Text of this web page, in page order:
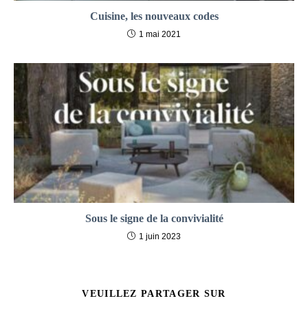
Cuisine, les nouveaux codes
1 mai 2021
Sous le signe de la convivialité
1 juin 2023
VEUILLEZ PARTAGER SUR